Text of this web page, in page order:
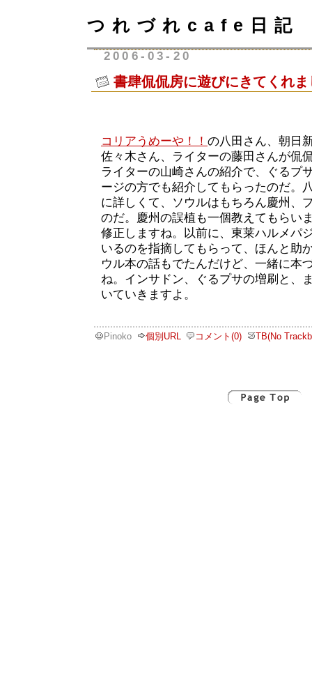
つれづれcafe日記
2006-03-20
書肆侃侃房に遊びにきてくれま
コリアうめーや！！ の八田さん、朝日
佐々木さん、ライターの藤田さんが侃
ライターの山崎さんの紹介で、ぐるプ
ージの方でも紹介してもらったのだ。
に詳しくて、ソウルはもちろん慶州、
のだ。慶州の誤植も一個教えてもらい
修正しますね。以前に、東莱ハルメパ
いるのを指摘してもらって、ほんと助
ウル本の話もでたんだけど、一緒に本
ね。インサドン、ぐるプサの増刷と、
いていきますよ。
Pinoko 個別URL コメント(0) TB(No